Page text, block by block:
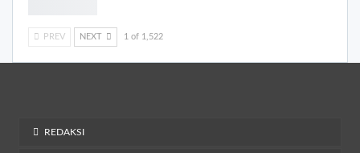
PREV NEXT 1 of 1,522
REDAKSI